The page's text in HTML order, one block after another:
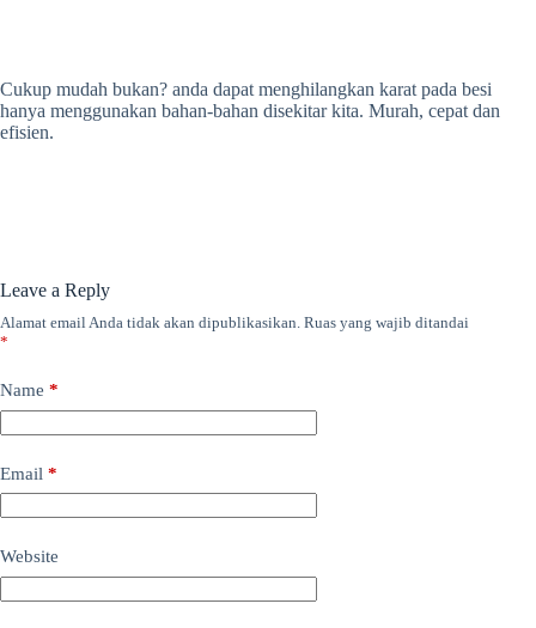
Cukup mudah bukan? anda dapat menghilangkan karat pada besi
hanya menggunakan bahan-bahan disekitar kita. Murah, cepat dan
efisien.
Leave a Reply
Alamat email Anda tidak akan dipublikasikan. Ruas yang wajib ditandai
*
Name *
Email *
Website